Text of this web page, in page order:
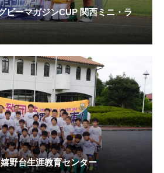
ビーマガジンCUP 関西ミニ・ラ
野台生涯教育センター